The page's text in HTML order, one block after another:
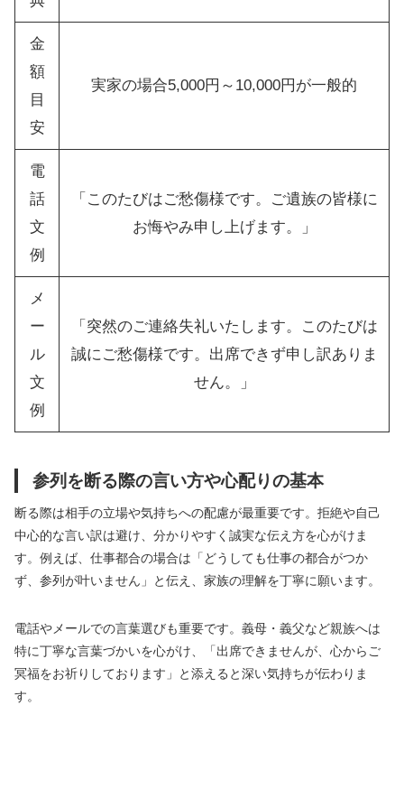
金
額
目
安
実家の場合5,000円～10,000円が一般的
電
話
文
例
「このたびはご愁傷様です。ご遺族の皆様に
お悔やみ申し上げます。」
メ
ー
ル
文
例
「突然のご連絡失礼いたします。このたびは
誠にご愁傷様です。出席できず申し訳ありま
せん。」
参列を断る際の言い方や心配りの基本
断る際は相手の立場や気持ちへの配慮が最重要です。拒絶や自己
中心的な言い訳は避け、分かりやすく誠実な伝え方を心がけま
す。例えば、仕事都合の場合は「どうしても仕事の都合がつか
ず、参列が叶いません」と伝え、家族の理解を丁寧に願います。
電話やメールでの言葉選びも重要です。義母・義父など親族へは
特に丁寧な言葉づかいを心がけ、「出席できませんが、心からご
冥福をお祈りしております」と添えると深い気持ちが伝わりま
す。